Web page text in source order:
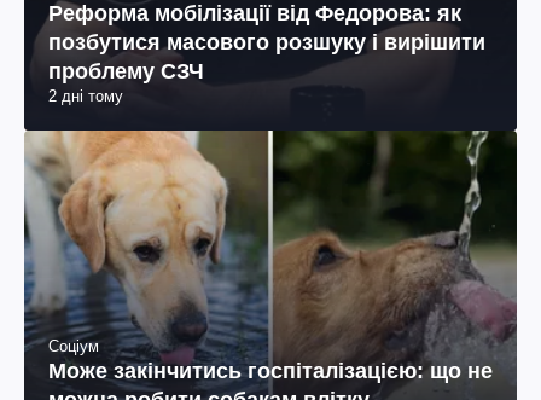
Реформа мобілізації від Федорова: як
позбутися масового розшуку і вирішити
проблему СЗЧ
2 дні тому
Соціум
Може закінчитись госпіталізацією: що не